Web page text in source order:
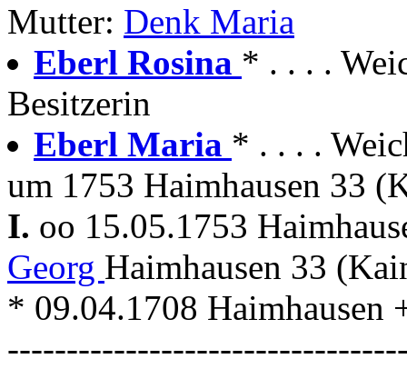
Mutter: Denk Maria
Eberl Rosina * . . . .
Besitzerin
Eberl Maria * . . . .
um 1753 Haimhausen 33
I. oo 15.05.1753
Georg Haimhausen 33
* 09.04.1708 Haimhausen